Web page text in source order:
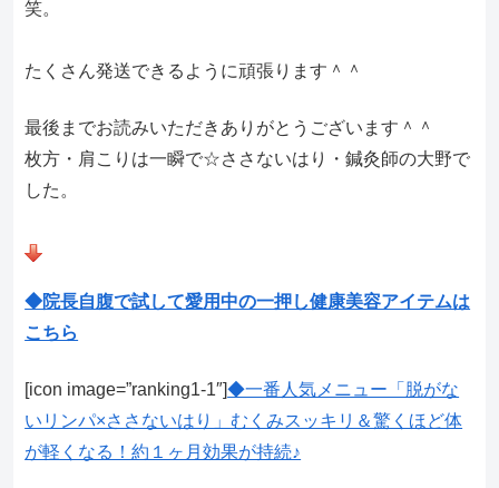
笑。
たくさん発送できるように頑張ります＾＾
最後までお読みいただきありがとうございます＾＾
枚方・肩こりは一瞬で☆ささないはり・鍼灸師の大野で
した。
◆院長自腹で試して愛用中の一押し健康美容アイテムは
こちら
[icon image=”ranking1-1″]◆一番人気メニュー「脱がな
いリンパ×ささないはり」むくみスッキリ＆驚くほど体
が軽くなる！約１ヶ月効果が持続♪